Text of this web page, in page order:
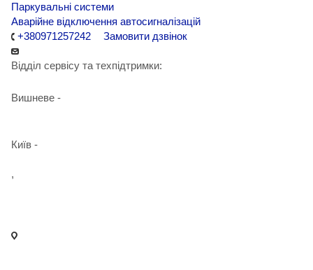
Паркувальні системи
Аварійне відключення автосигналізацій
+380971257242
Замовити дзвінок
Відділ сервісу та техпідтримки:
Вишневе -
Київ -
,